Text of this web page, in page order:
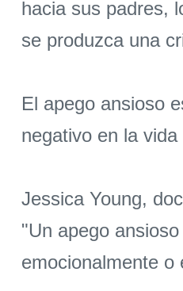
hacia sus padres,
se produzca una
El apego ansioso
negativo en la
Jessica Young,
"Un apego
emocionalmente o